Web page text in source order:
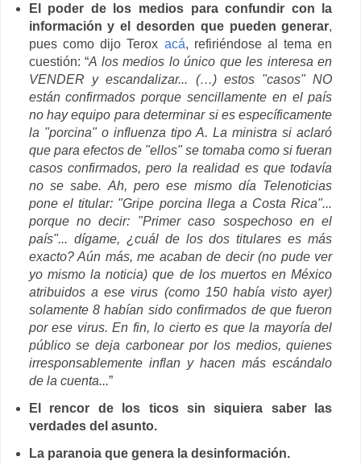
El poder de los medios para confundir con la
información y el desorden que pueden generar,
pues como dijo Terox acá, refiriéndose al tema en
cuestión: “A los medios lo único que les interesa en
VENDER y escandalizar... (…) estos "casos" NO
están confirmados porque sencillamente en el país
no hay equipo para determinar si es específicamente
la "porcina" o influenza tipo A. La ministra si aclaró
que para efectos de "ellos" se tomaba como si fueran
casos confirmados, pero la realidad es que todavía
no se sabe. Ah, pero ese mismo día Telenoticias
pone el titular: "Gripe porcina llega a Costa Rica"...
porque no decir: "Primer caso sospechoso en el
país"... dígame, ¿cuál de los dos titulares es más
exacto? Aún más, me acaban de decir (no pude ver
yo mismo la noticia) que de los muertos en México
atribuidos a ese virus (como 150 había visto ayer)
solamente 8 habían sido confirmados de que fueron
por ese virus. En fin, lo cierto es que la mayoría del
público se deja carbonear por los medios, quienes
irresponsablemente inflan y hacen más escándalo
de la cuenta...”
El rencor de los ticos sin siquiera saber las
verdades del asunto.
La paranoia que genera la desinformación.